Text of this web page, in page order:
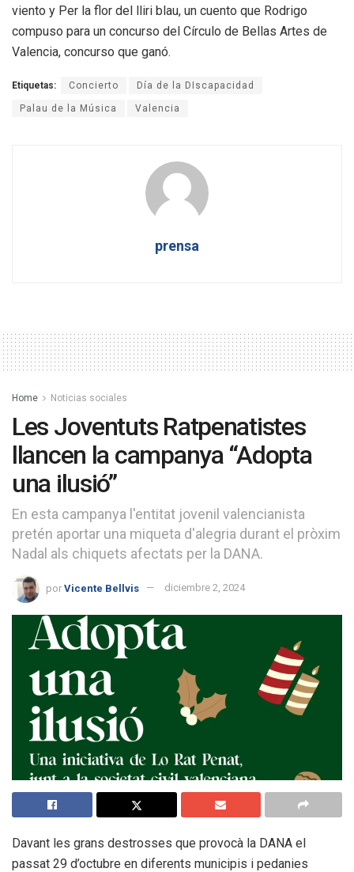
viento y Per la flor del lliri blau, un cuento que Rodrigo
compuso para un concurso del Círculo de Bellas Artes de
Valencia, concurso que ganó.
Etiquetas: Concierto Día de la DIscapacidad
Palau de la Música Valencia
prensa
Home Noticias sociales
Les Joventuts Ratpenatistes
llancen la campanya “Adopta
una ilusió”
En esta campanya l'entitat jovenil valencianista
pretén aportar una miqueta d'alegria durant el pròxim
Nadal als chiquets afectats per la DANA.
por Vicente Bellvis diciembre 2, 2024
Davant les grans destrosses que provocà la DANA el
passat 29 d’octubre en diferents municipis i pedanies